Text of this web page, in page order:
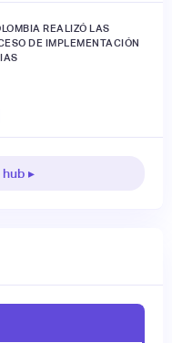
REALIZÓ LAS
DE IMPLEMENTACIÓN
▸